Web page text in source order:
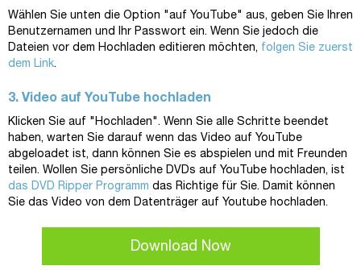
Wählen Sie unten die Option "auf YouTube" aus, geben Sie Ihren
Benutzernamen und Ihr Passwort ein. Wenn Sie jedoch die
Dateien vor dem Hochladen editieren möchten, folgen Sie zuerst
dem Link.
3. Video auf YouTube hochladen
Klicken Sie auf "Hochladen". Wenn Sie alle Schritte beendet
haben, warten Sie darauf wenn das Video auf YouTube
abgeloadet ist, dann können Sie es abspielen und mit Freunden
teilen. Wollen Sie persönliche DVDs auf YouTube hochladen, ist
das DVD Ripper Programm das Richtige für Sie. Damit können
Sie das Video von dem Datenträger auf Youtube hochladen.
Download Now